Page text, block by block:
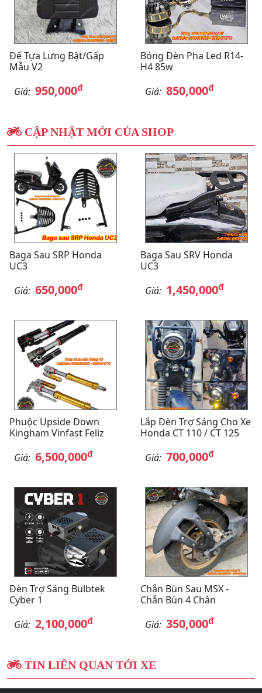
Đế Tựa Lưng Bật/gấp
Mẫu V2
Giá: 950,000đ
Bóng Đèn Pha Led R14-
H4 85w
Giá: 850,000đ
CẬP NHẬT MỚI CỦA SHOP
Baga Sau SRP Honda
UC3
Giá: 650,000đ
Baga Sau SRV Honda
UC3
Giá: 1,450,000đ
Phuộc Upside Down
Kingham Vinfast Feliz
Giá: 6,500,000đ
Lắp Đèn Trợ Sáng Cho Xe
Honda CT 110 / CT 125
Giá: 700,000đ
Đèn Trợ Sáng Bulbtek
Cyber 1
Giá: 2,100,000đ
Chắn Bùn Sau MSX -
Chắn Bùn 4 Chân
Giá: 350,000đ
TIN LIÊN QUAN TỚI XE